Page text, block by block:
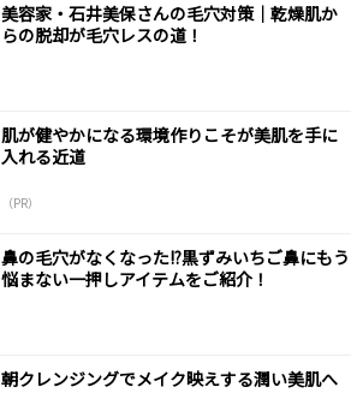
美容家・石井美保さんの毛穴対策｜乾燥肌か
らの脱却が毛穴レスの道！
肌が健やかになる環境作りこそが美肌を手に
入れる近道
（PR）
鼻の毛穴がなくなった!?黒ずみいちご鼻にもう
悩まない一押しアイテムをご紹介！
朝クレンジングでメイク映えする潤い美肌へ